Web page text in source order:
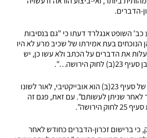
הדברים.
99 הביע כב' השופט אנגלרד דעתו כי "גם בנסיבות
הנוכחים בעת אמירתו של שכיב מרע לא היו
את הדברים על הכתב ולא עשו כן, יש
הירושה…".
עוד נקבע כי המבחן של סעיף 23(ב) הוא אובייקטיבי, לאור לשונו
שניתן לעשותם". עם זאת, פגם זה
הירושה".
84 נפסק, כי ברישום זכרון-הדברים כחודש לאחר